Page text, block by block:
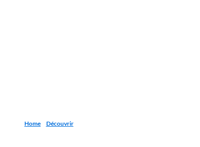
Home Découvrir